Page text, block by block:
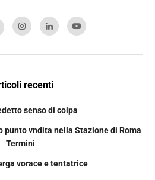
recenti
senso di colpa
punto vndita nella Stazione di Roma
Termini
vorace e tentatrice